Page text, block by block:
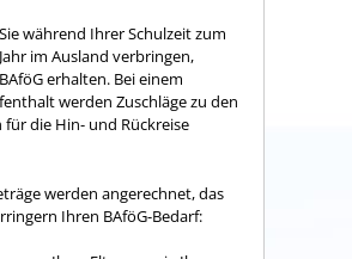
während Ihrer Schulzeit zum
im Ausland verbringen,
erhalten. Bei einem
werden Zuschläge zu den
für die Hin- und Rückreise
werden angerechnet, das
Ihren BAföG-Bedarf: